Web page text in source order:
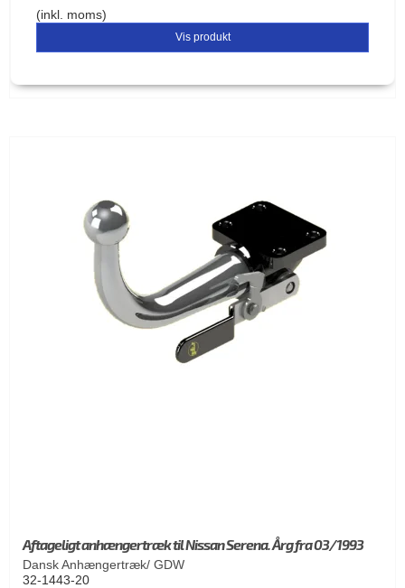
(inkl. moms)
Vis produkt
Aftageligt anhængertræk til Nissan Serena. Årg fra 03/1993
Dansk Anhængertræk/ GDW
32-1443-20